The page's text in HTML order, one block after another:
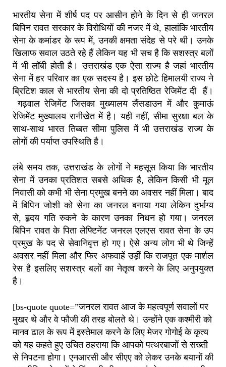
भारतीय सेना में शीर्ष पद पर आसीन होने के दिन से ही जनरल
बिपिन रावत सरकार के विरोधियों की नजर में थे,हालांकि भारतीय
सेना के कमांडर के रूप में,उनकी क्षमता संदेह से परे थी। उनके
खिलाफ सवाल उठते रहे हैं लेकिन यह भी सच है कि सशस्त्र बलों
में भी लॉबी होती है। उत्तराखंड एक ऐसा राज्य है जहां भारतीय
सेना में हर परिवार का एक सदस्य है। इस छोटे हिमालयी राज्य ने
ब्रिटिश काल से भारतीय सेना की दो प्रतिष्ठित रेजिमेंट दी हैं।
गढ़वाल रेजिमेंट जिसका मुख्यालय लैंसडाउन में और कुमाऊं
रेजिमेंट मुख्यालय रानीखेत में है। यही नहीं, सीमा सुरक्षा बल के
साथ-साथ भारत तिब्बत सीमा पुलिस में भी उत्तराखंड राज्य के
लोगों की पर्याप्त उपस्थिति है।
लंबे समय तक,उत्तराखंड के लोगों ने महसूस किया कि भारतीय
सेना में उनका प्रतिशत सबसे अधिक है,लेकिन किसी भी मूल
निवासी को कभी भी सेना प्रमुख बनने का अवसर नहीं मिला। बाद
में बिपिन जोशी को सेना का जनरल बनाया गया लेकिन दुर्भाग्य
से,हृदय गति रुकने के कारण उनका निधन हो गया।
जनरल
बिपिन रावत के पिता लेफ्टिनेंट जनरल एलएस रावत सेना के उप
प्रमुख के पद से सेवानिवृत्त हो गए। ऐसे अन्य लोग भी थे जिन्हें
अवसर नहीं मिला और फिर अफवाहें उड़ीं कि राजपूत एक मार्शल
रेस है इसलिए सशस्त्र बलों का नेतृत्व करने के लिए अनुपयुक्त
है।
[bs-quote quote=”जनरल रावत आज के महत्वपूर्ण सवालों पर
मुखर थे और वे फौजी की तरह बोलते थे। उन्होंने एक कश्मीरी को
मानव ढाल के रूप में इस्तेमाल करने के लिए मेजर गोगोई के कृत्य
को यह कहते हुए उचित ठहराया कि आपको पत्थरबाजों से सख्ती
से निपटना होगा। एनआरसी और सीएए को लेकर उनके बयानों की